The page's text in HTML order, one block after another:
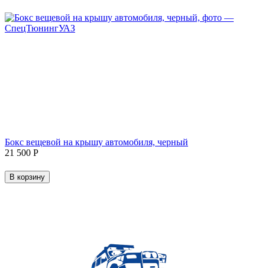
Бокс вещевой на крышу автомобиля, черный
21 500 Р
В корзину